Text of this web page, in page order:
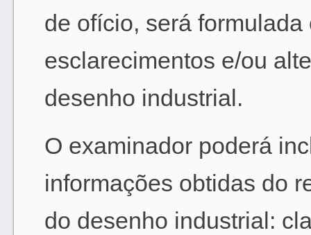
de ofício, será
esclarecimentos e/ou
desenho industrial.
O examinador poderá
informações obtidas do
do desenho industrial: